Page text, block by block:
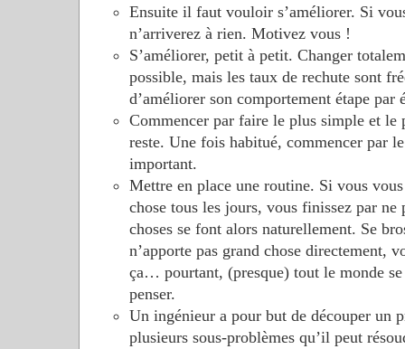
Ensuite il faut vouloir s’améliorer. Si
n’arriverez à rien. Motivez vous !
S’améliorer, petit à petit. Changer
possible, mais les taux de rechute sont
d’améliorer son comportement étape par
Commencer par faire le plus simple et le
reste. Une fois habitué, commencer par
important.
Mettre en place une routine. Si vous
chose tous les jours, vous finissez par ne
choses se font alors naturellement. Se
n’apporte pas grand chose directement,
ça… pourtant, (presque) tout le monde se
penser.
Un ingénieur a pour but de découper un
plusieurs sous-problèmes qu’il peut